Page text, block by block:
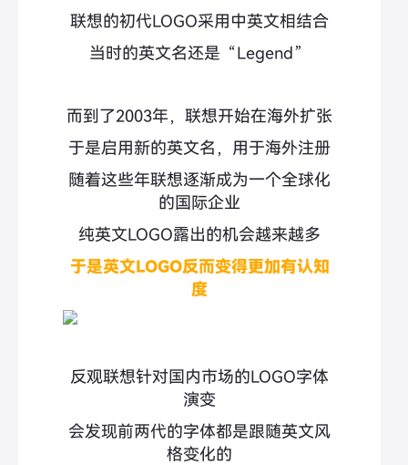
联想的初代LOGO采用中英文相结合
当时的英文名还是“Legend”
而到了2003年，联想开始在海外扩张
于是启用新的英文名，用于海外注册
随着这些年联想逐渐成为一个全球化
的国际企业
纯英文LOGO露出的机会越来越多
于是英文LOGO反而变得更加有认知
度
反观联想针对国内市场的LOGO字体
演变
会发现前两代的字体都是跟随英文风
格变化的